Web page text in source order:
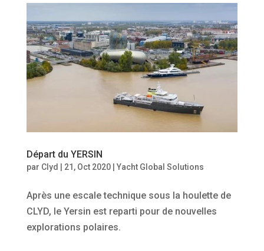
Départ du YERSIN
par Clyd 21, Oct 2020| Yacht Global Solutions
Après une escale technique sous la houlette de
CLYD, le Yersin est reparti pour de nouvelles
explorations polaires.